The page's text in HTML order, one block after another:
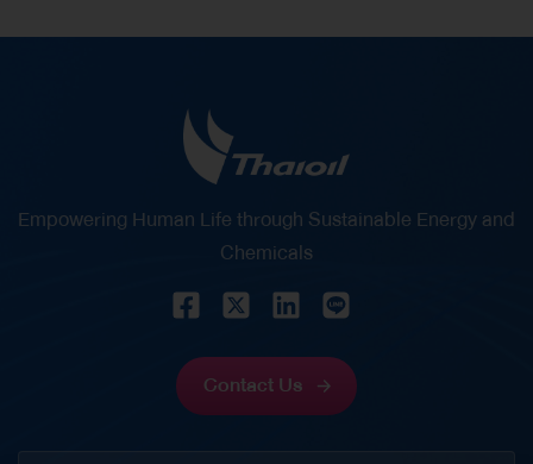
ไทยออยล์ให้ความสำคัญในการส่งเสริมสุขภาพ
อย่างมีคุณภาพทั้งด้านร่างกายและจิตใจ พร้อมทั้ง
สนับสนุนการเรียนรู้นอกห้องเรียนผ่านกิจกรรมสร้างสรรค์
เพื่อเสริมสร้างทักษะชีวิตและความมั่นใจในตนเอง อันเป็น
พื้นฐานสำคัญในการเติบโตเป็นบุคลากรที่มีคุณภาพของ
Empowering Human Life through Sustainable Energy and
Chemicals
Contact Us